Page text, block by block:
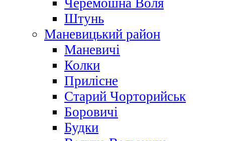
Черемошна Воля
Штунь
Маневицький район
Маневичі
Колки
Прилісне
Старий Чорторийськ
Боровичі
Будки